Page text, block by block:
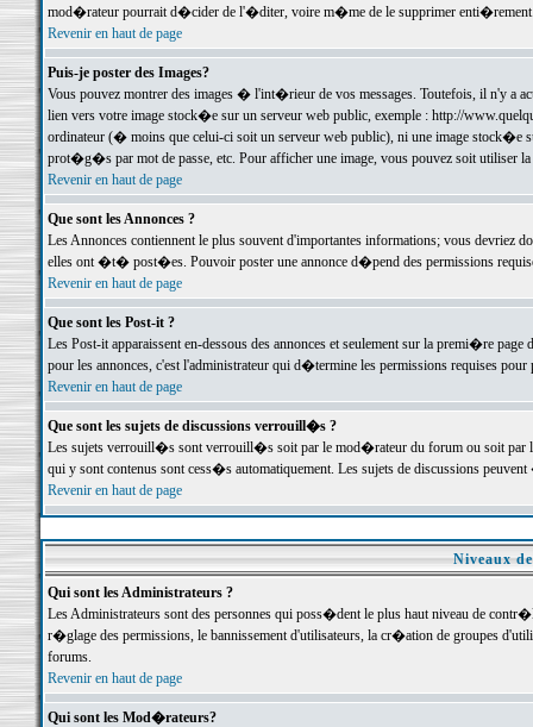
mod�rateur pourrait d�cider de l'�diter, voire m�me de le supprimer
Revenir en haut de page
Puis-je poster des Images?
Vous pouvez montrer des images � l'int�rieur de vos messages. Toutefois, il n'y a
lien vers votre image stock�e sur un serveur web public, exemple : http://
ordinateur (� moins que celui-ci soit un serveur web public), ni une image stock�e
prot�g�s par mot de passe, etc. Pour afficher une image, vous pouvez soit
Revenir en haut de page
Que sont les Annonces ?
Les Annonces contiennent le plus souvent d'importantes informations; vous devriez
elles ont �t� post�es. Pouvoir poster une annonce d�pend des permissions
Revenir en haut de page
Que sont les Post-it ?
Les Post-it apparaissent en-dessous des annonces et seulement sur la premi�re
pour les annonces, c'est l'administrateur qui d�termine les permissions requises pour
Revenir en haut de page
Que sont les sujets de discussions verrouill�s ?
Les sujets verrouill�s sont verrouill�s soit par le mod�rateur du forum ou soit par
qui y sont contenus sont cess�s automatiquement. Les sujets de discussions
Revenir en haut de page
Niveaux
Qui sont les Administrateurs ?
Les Administrateurs sont des personnes qui poss�dent le plus haut niveau de
r�glage des permissions, le bannissement d'utilisateurs, la cr�ation de groupes
forums.
Revenir en haut de page
Qui sont les Mod�rateurs?